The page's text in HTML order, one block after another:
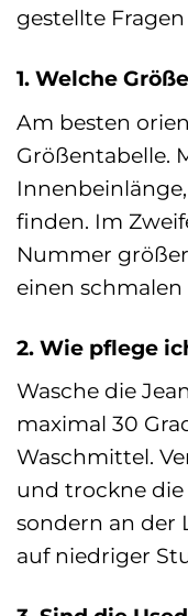
gestellte
1. Welche
Am besten
Größentabelle.
finden. Im
Nummer
einen
2. Wie pflege
Wasche die
maximal 30
Waschmittel.
und trockne die
sondern an der
auf niedriger